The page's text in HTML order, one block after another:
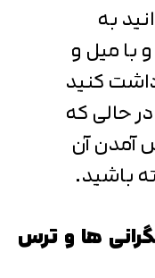
به
با میل و
کنید
در حالی که
آمدن آن
باشید.
ها و ترس